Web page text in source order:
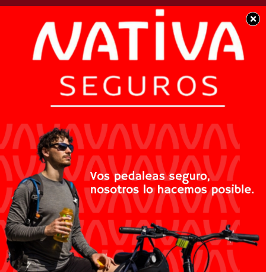
×
Se extravió billetera
con documentación a
nombre de Alfredo
Ferrari